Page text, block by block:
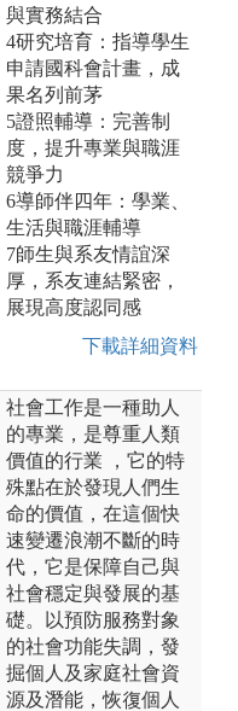
與實務結合
4研究培育：指導學生
申請國科會計畫，成
果名列前茅
5證照輔導：完善制
度，提升專業與職涯
競爭力
6導師伴四年：學業、
生活與職涯輔導
7師生與系友情誼深
厚，系友連結緊密，
展現高度認同感
下載詳細資料
社會工作是一種助人
的專業，是尊重人類
價值的行業 ，它的特
殊點在於發現人們生
命的價值，在這個快
速變遷浪潮不斷的時
代，它是保障自己與
社會穩定與發展的基
礎。以預防服務對象
的社會功能失調，發
掘個人及家庭社會資
源及潛能，恢復個人